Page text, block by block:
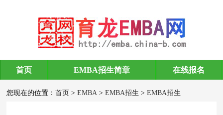
EMBA招生
首页 EMBA招生简章 在线报名
您现在的位置：首页 >EMBA >EMBA招生 >EMBA招生